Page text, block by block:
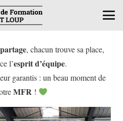
partage, chacun trouve sa place,
l’esprit d’équipe.
garantis : un beau moment de
MFR !